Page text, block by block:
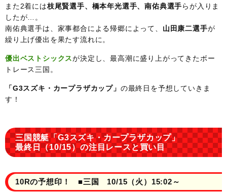
また2着には枝尾賢選手、橋本年光選手、南佑典選手らが入りま
したが…。
南佑典選手は、家事都合による帰郷によって、 山田康二選手が
繰り上げ優出を果たす流れに。
優出ベストシックスが決定し、最高潮に盛り上がってきたボー
トレース三国。
「G3スズキ・カープラザカップ」 の最終日を予想していきま
す！
三国競艇「G3スズキ・カープラザカップ」
最終日（10/15）の注目レースと買い目
10Rの予想印！ ■三国 10/15（火）15:02～